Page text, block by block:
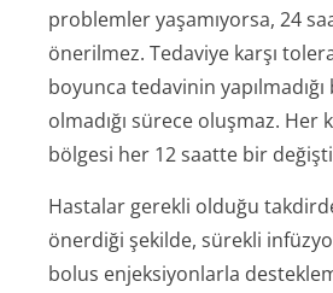
problemler yaşamıyorsa, 24
önerilmez. Tedaviye karşı
boyunca tedavinin
olmadığı sürece oluşmaz. Her
bölgesi her 12 saatte bir
Hastalar gerekli olduğu
önerdiği şekilde, sürekli
bolus enjeksiyonlarla